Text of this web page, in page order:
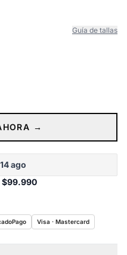
Guía de tallas
→
ago
$99.990
Visa · Mastercard